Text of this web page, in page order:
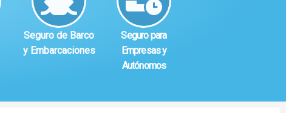
Seguro de Barco
y Embarcaciones
Seguro para
Empresas y
Autónomos